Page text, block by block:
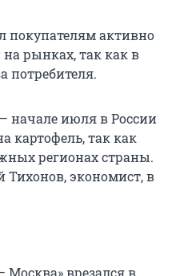
покупателям активно
рынках, так как в
потребителя.
начале июля в России
картофель, так как
регионах страны.
экономист, в
Москва» врезался в